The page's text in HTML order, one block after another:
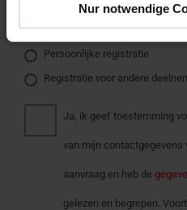
Nur notwendige
WIL JE PERSOONLIJK
Persoonlijke registratie
Registratie voor andere
Ja, ik geef toestemming
van mijn contactgegevens
aanvraag en heb de
gelezen en begrepen.